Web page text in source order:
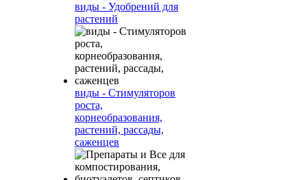
виды - Удобрений для
растений
виды - Стимуляторов
роста,
корнеобразования,
растений, рассады,
саженцев